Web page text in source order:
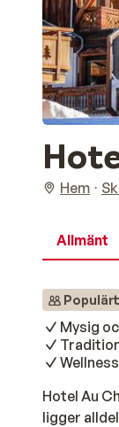
Hem
Allmänt
Mysig
Hotel Au
ligger